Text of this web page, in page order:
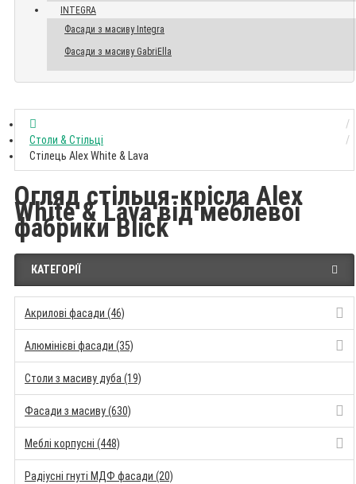
INTEGRA
Фасади з масиву Integra
Фасади з масиву GabriElla
Столи & Стільці
Стілець Alex White & Lava
Огляд стільця-крісла Alex
White & Lava від меблевої
фабрики Blick
КАТЕГОРІЇ
Акрилові фасади (46)
Алюмінієві фасади (35)
Столи з масиву дуба (19)
Фасади з масиву (630)
Меблі корпусні (448)
Радіусні гнуті МДФ фасади (20)